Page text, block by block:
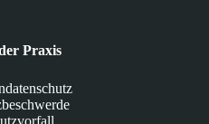
Praxis